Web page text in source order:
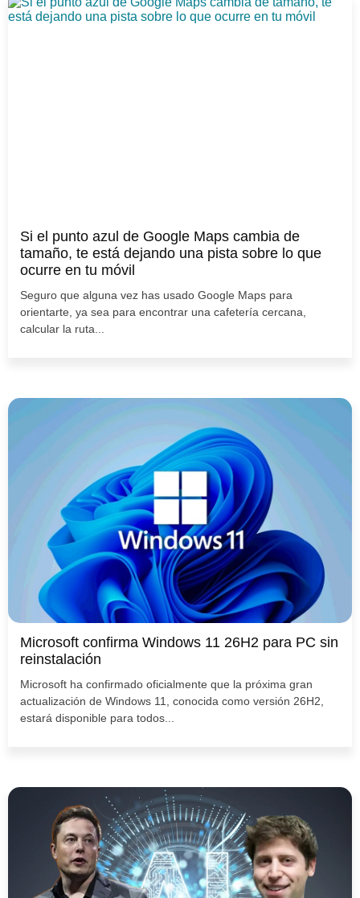
Si el punto azul de Google Maps cambia de
tamaño, te está dejando una pista sobre lo que
ocurre en tu móvil
Seguro que alguna vez has usado Google Maps para
orientarte, ya sea para encontrar una cafetería cercana,
calcular la ruta...
Microsoft confirma Windows 11 26H2 para PC sin
reinstalación
Microsoft ha confirmado oficialmente que la próxima gran
actualización de Windows 11, conocida como versión 26H2,
estará disponible para todos...